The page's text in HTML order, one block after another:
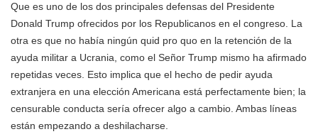
Que es uno de los dos principales defensas del Presidente
Donald Trump ofrecidos por los Republicanos en el congreso. La
otra es que no había ningún quid pro quo en la retención de la
ayuda militar a Ucrania, como el Señor Trump mismo ha afirmado
repetidas veces. Esto implica que el hecho de pedir ayuda
extranjera en una elección Americana está perfectamente bien; la
censurable conducta sería ofrecer algo a cambio. Ambas líneas
están empezando a deshilacharse.